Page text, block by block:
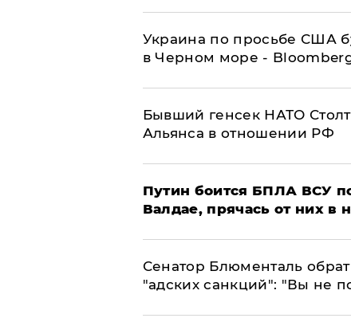
Украина по просьбе США
в Черном море -
Бывший генсек НАТО
Альянса в отношении РФ
Путин боится БПЛА ВСУ
Валдае, прячась от них в
Сенатор Блюменталь
"адских санкций": "Вы не